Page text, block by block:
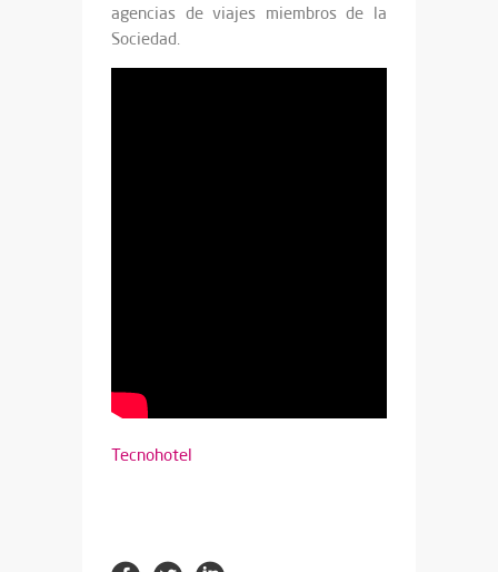
agencias de viajes miembros de la
Sociedad.
Tecnohotel